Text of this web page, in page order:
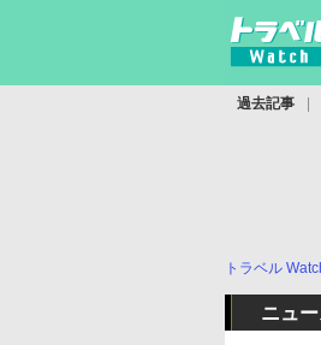
過去記事
トラベル
ニュ